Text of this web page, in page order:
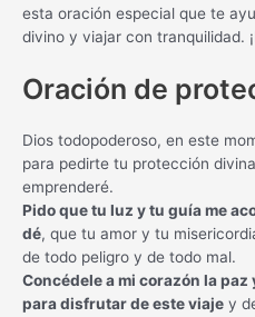
esta oración especial que te
divino y viajar con tranquilidad.
Oración de
Dios todopoderoso, en este
para pedirte tu protección
emprenderé.
Pido que tu luz y tu guía me
dé, que tu amor y tu
de todo peligro y de todo mal.
Concédele a mi corazón la
para disfrutar de este viaje y